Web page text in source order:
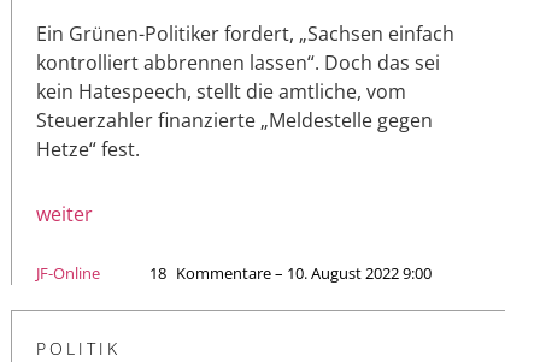
Ein Grünen-Politiker fordert, „Sachsen einfach
kontrolliert abbrennen lassen“. Doch das sei
kein Hatespeech, stellt die amtliche, vom
Steuerzahler finanzierte „Meldestelle gegen
Hetze“ fest.
weiter
JF-Online 18 Kommentare – 10. August 2022 9:00
POLITIK